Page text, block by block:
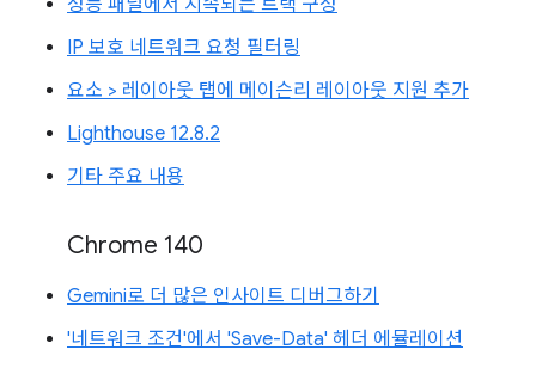
IP 보호 네트워크 요청 필터링
요소 > 레이아웃 탭에 메이슨리 레이아웃 지원 추가
Lighthouse 12.8.2
기타 주요 내용
Chrome 140
Gemini로 더 많은 인사이트 디버그하기
'네트워크 조건'에서 'Save-Data' 헤더 에뮬레이션